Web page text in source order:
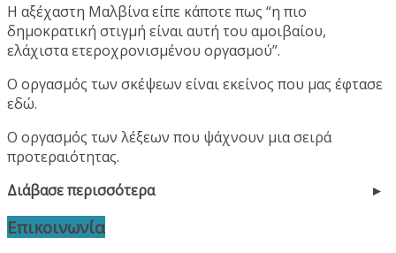
Η αξέχαστη Μαλβίνα είπε κάποτε πως “η πιο
δημοκρατική στιγμή είναι αυτή του αμοιβαίου,
ελάχιστα ετεροχρονισμένου οργασμού”.
Ο οργασμός των σκέψεων είναι εκείνος που μας έφτασε
εδώ.
Ο οργασμός των λέξεων που ψάχνουν μια σειρά
προτεραιότητας.
Διάβασε περισσότερα
Επικοινωνία